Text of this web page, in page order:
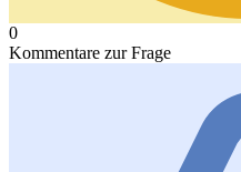
0
Kommentare zur Frage